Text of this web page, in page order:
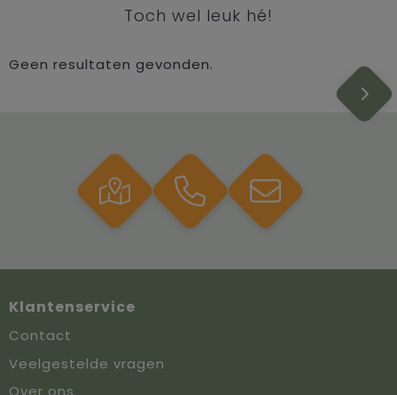
Toch wel leuk hé!
Geen resultaten gevonden.
Klantenservice
Contact
Veelgestelde vragen
Over ons